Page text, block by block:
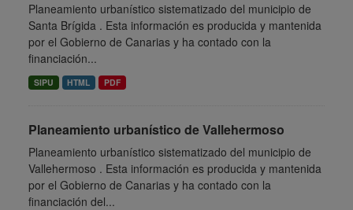
Planeamiento urbanístico sistematizado del municipio de
Santa Brígida . Esta información es producida y mantenida
por el Gobierno de Canarias y ha contado con la
financiación...
SIPU HTML PDF
Planeamiento urbanístico de Vallehermoso
Planeamiento urbanístico sistematizado del municipio de
Vallehermoso . Esta información es producida y mantenida
por el Gobierno de Canarias y ha contado con la
financiación del...